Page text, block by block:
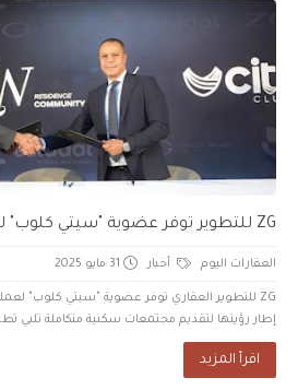
ZG للتطوير توفر عضوية "سيتي كلوب" لعملاء FLW Residence
العقارات اليوم أخبار 31 مايو 2025
إطار رؤيتها لتقديم مجتمعات سكنية متكاملة تلبي
اقرأ المزيد